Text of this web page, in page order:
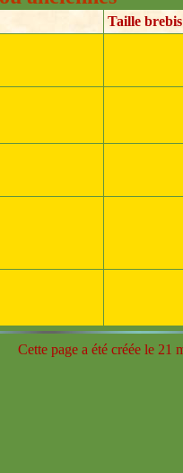
Taille brebis
Cette page a été créée le 21